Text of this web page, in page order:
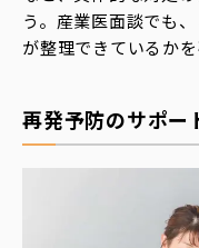
う。産業医面談でも
が整理できているか
再発予防のサポー